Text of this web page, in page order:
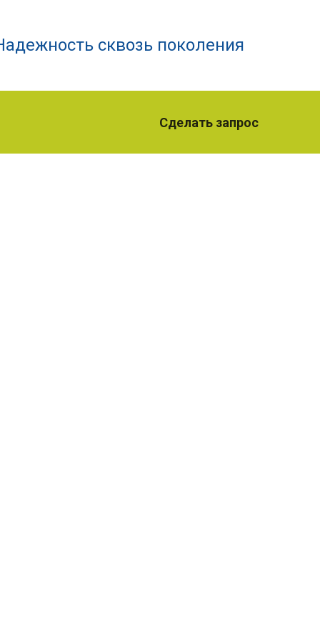
сквозь поколения
Сделать запрос